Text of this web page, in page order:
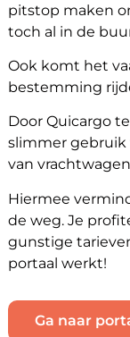
pitstop maken
toch al in de
Ook komt het
bestemming
Door Quicargo
slimmer gebruik
van
Hiermee
de weg. Je
gunstige
portaal werkt!
Ga naar